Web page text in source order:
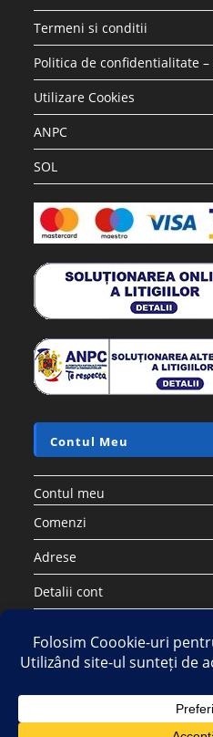
Termeni si conditii
Politica de confidentialitate –
Utilizare Cookies
ANPC
SOL
Contul Meu
Contul meu
Comenzi
Adrese
Detalii cont
Copyright 2026 -